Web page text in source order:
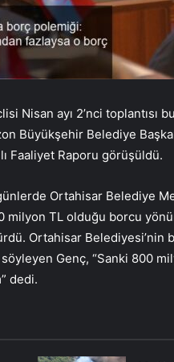
Nisan ayı 2’nci toplantısı
Büyükşehir Belediye
Faaliyet Raporu görüşüldü.
Ortahisar Belediye
TL olduğu borcu
Ortahisar Belediyesi’nin
Genç, “Sanki 800
dedi.